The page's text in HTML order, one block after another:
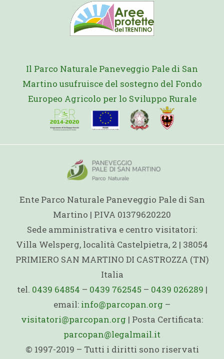
Il Parco Naturale Paneveggio Pale di San
Martino usufruisce del sostegno del Fondo
Europeo Agricolo per lo Sviluppo Rurale
Ente Parco Naturale Paneveggio Pale di San
Martino | P.IVA 01379620220
Sede amministrativa e centro visitatori:
Villa Welsperg, località Castelpietra, 2 | 38054
PRIMIERO SAN MARTINO DI CASTROZZA (TN)
Italia
tel. 0439 64854 – 0439 762545 – 0439 026289 |
email: info@parcopan.org –
visitatori@parcopan.org | Posta Certificata:
parcopan@legalmail.it
© 1997-2019 – Tutti i diritti sono riservati